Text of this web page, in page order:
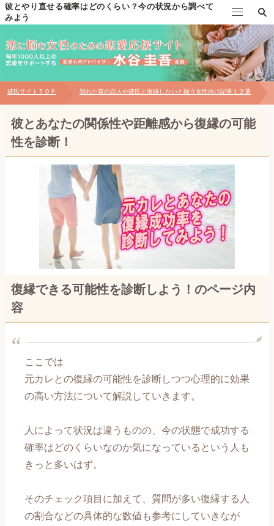
彼とやり直せる確率はどのくらい？今の状況から調べて
みよう
TOP
個別恋愛相談について
対面相談について
お問い合わせ
【無料プレゼント】男性心理の見極め方マニュアル
恋愛メール講座～自分磨き・出会い編～
恋愛メール講座～片思い・告白編～
恋愛メール講座～交際編～
恋愛メール講座～復縁編～
【自分磨き編】記事一覧
【片思い編】記事一覧
彼氏サイトＴＯＰ 別れた昔の恋人や彼氏と復縁したいと願う女性向け記事１２選
彼とあなたの関係性や距離感から復縁の可能
性を診断！
復縁できる可能性を診断しよう！のページ内
容
ここでは
元カレとの復縁の可能性を診断しつつ心理的に効果
の高い方法について解説していきます。
人によって状況は違うものの、今の状態で成功する
確率はどのくらいなのか気になっているという人も
きっと多いはず。
そのチェック項目に加えて、質問が多い復縁する人
の割合などの具体的な数値も参考にしていきなが